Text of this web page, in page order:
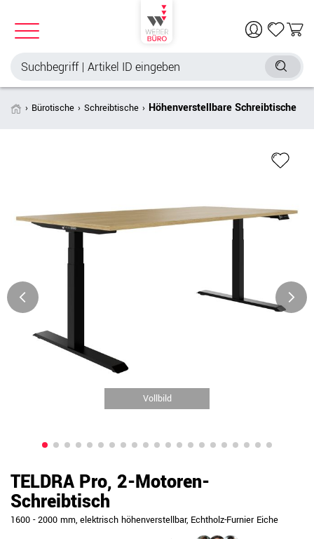
Bürotische Schreibtische Höhenverstellbare Schreibtische
Vollbild
TELDRA Pro, 2-Motoren-
Schreibtisch
1600 - 2000 mm, elektrisch höhenverstellbar, Echtholz-Furnier Eiche